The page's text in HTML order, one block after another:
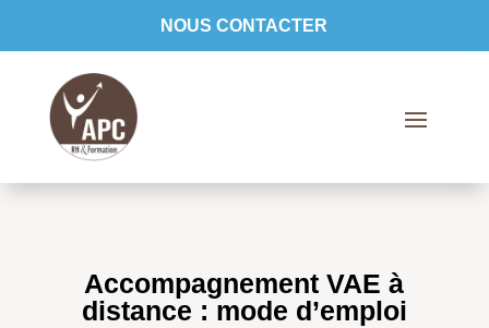
NOUS CONTACTER
Accompagnement VAE à
distance : mode d’emploi